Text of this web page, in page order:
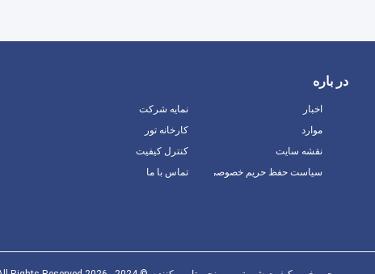
در باره
نمایه شرکت
کارخانه تور
کنترل کیفیت
تماس با ما
اخبار
موارد
نقشه سایت
سیاست حفظ حریم خصوصی